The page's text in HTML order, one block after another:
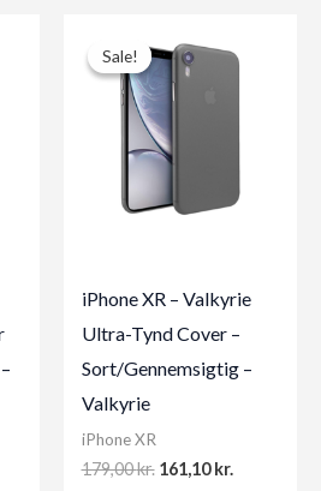
Sale!
Sale!
iPhone XR – Valkyrie
Ultra-Tynd Cover –
Sort/Gennemsigtig –
Valkyrie
iPhone XR
179,00kr. Original
161,10kr.